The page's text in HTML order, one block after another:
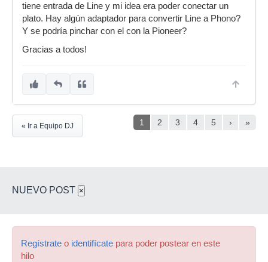
tiene entrada de Line y mi idea era poder conectar un
plato. Hay algún adaptador para convertir Line a Phono?
Y se podría pinchar con el con la Pioneer?
Gracias a todos!
1 2 3 4 5 › »
« Ir a Equipo DJ
NUEVO POST ×
Regístrate o identifícate para poder postear en este
hilo